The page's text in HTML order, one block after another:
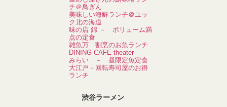
チ＠鳥ぎん
美味しい海鮮ランチ＠ユッ
ク北の海道
味の店 錦 － ボリューム満
点の定食
雑魚万 割烹のお魚ランチ
DINING CAFE theater
みらい － 昼限定魚定食
大江戸－回転寿司屋のお得
ランチ
渋谷ラーメン